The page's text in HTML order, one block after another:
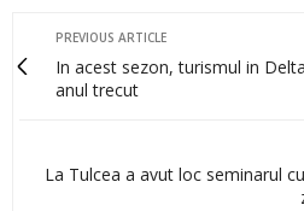
PREVIOUS ARTICLE
In acest sezon, turismul in
anul trecut
La Tulcea a avut loc seminarul